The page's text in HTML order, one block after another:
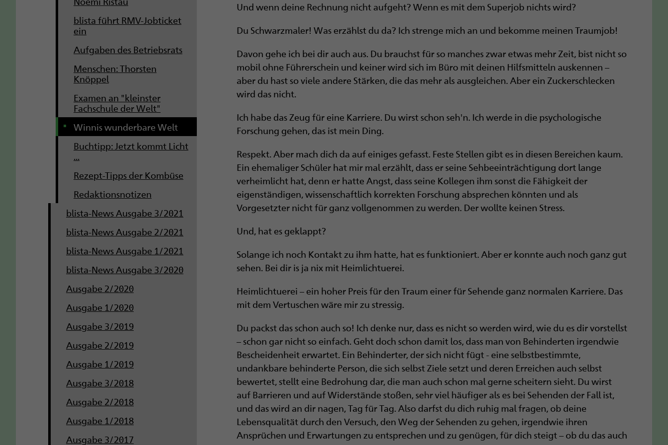
blista führt RMV-Jobticket
ein
Aufgaben des Betriebsrats
Menschen: Thorsten
Knöppel
Examen an "kleinster
Fachschule der Welt"
Winnis wunderbare Welt
Buchtipp: Jetzt kommt Licht
Rezept-Tipps der Kombüse
Redaktionsnotizen
blista-News Ausgabe 3/2021
blista-News Ausgabe 2/2021
blista-News Ausgabe 1/2021
blista-News Ausgabe 3/2020
Ausgabe 2/2020
Ausgabe 1/2020
Ausgabe 3/2019
Ausgabe 2/2019
Ausgabe 1/2019
Ausgabe 3/2018
Ausgabe 2/2018
Ausgabe 1/2018
Ausgabe 3/2017
Und wenn deine Rechnung nicht aufgeht? Wenn es mit dem Superjob nichts wird?
Du Schwarzmaler! Was erzählst du da? Ich strenge mich an und bekomme meinen Traumjob!
Davon gehe ich bei dir auch aus. Du brauchst für so manches zwar etwas mehr Zeit, bist nicht so
mobil ohne Führerschein und keiner wird sich im Büro mit deinen Hilfsmitteln auskennen –
aber du hast so viele andere Stärken, die das mehr als ausgleichen. Aber ein Zuckerschlecken
wird das nicht.
Ich habe das Zeug für eine Karriere. Du wirst schon seh'n. Ich werde in die psychologische
Forschung gehen, das ist mein Ding.
Respekt. Aber mach dich da auf einiges gefasst. Feste Stellen gibt es in diesen Bereichen kaum.
Ein ehemaliger Schüler hat mir mal erzählt, dass er seine Sehbeeinträchtigung dort lange
verheimlicht hat, denn er hatte Angst, dass seine Kollegen ihm sonst die Fähigkeit der
eigenständigen, wissenschaftlich korrekten Forschung absprechen könnten und als
Vorgesetzter nicht für ganz vollgenommen zu werden. Der wollte keinen Stress.
Und, hat es geklappt?
Solange ich noch Kontakt zu ihm hatte, hat es funktioniert. Aber er konnte auch noch ganz gut
sehen. Bei dir is ja nix mit Heimlichtuerei.
Heimlichtuerei – ein hoher Preis für den Traum einer für Sehende ganz normalen Karriere. Das
mit dem Vertuschen wäre mir zu stressig.
Du packst das schon auch so! Ich denke nur, dass es nicht so werden wird, wie du es dir vorstellst
– schon gar nicht so einfach. Geht doch schon damit los, dass man von Behinderten irgendwie
Bescheidenheit erwartet. Ein Behinderter, der sich nicht fügt - eine selbstbestimmte,
undankbare behinderte Person, die sich selbst Ziele setzt und deren Erreichen auch selbst
bewertet, stellt eine Bedrohung dar, die man auch schon mal gerne scheitern sieht. Du wirst
auf Barrieren und auf Widerstände stoßen, sehr viel häufiger als es bei Sehenden der Fall ist,
und das wird an dir nagen, Tag für Tag. Also darfst du dich ruhig mal fragen, ob deine
Lebensqualität durch den Versuch, den Weg der Sehenden zu gehen, irgendwie ihren
Ansprüchen und Erwartungen zu entsprechen und zu genügen, für dich steigt – ob du das auch